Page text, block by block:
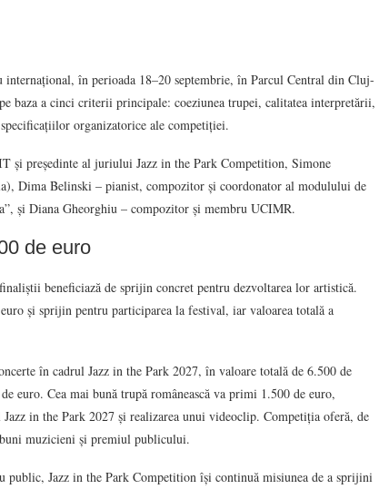
în perioada 18–20 septembrie, în Parcul Central din Cluj-
baza a cinci criterii principale: coeziunea trupei, calitatea interpretării,
organizatorice ale competiției.
și președinte al juriului Jazz in the Park Competition, Simone
Dima Belinski – pianist, compozitor și coordonator al modulului de
și Diana Gheorghiu – compozitor și membru UCIMR.
de euro
beneficiază de sprijin concret pentru dezvoltarea lor artistică.
și sprijin pentru participarea la festival, iar valoarea totală a
în cadrul Jazz in the Park 2027, în valoare totală de 6.500 de
euro. Cea mai bună trupă românească va primi 1.500 de euro,
in the Park 2027 și realizarea unui videoclip. Competiția oferă, de
muzicieni și premiul publicului.
public, Jazz in the Park Competition își continuă misiunea de a sprijini